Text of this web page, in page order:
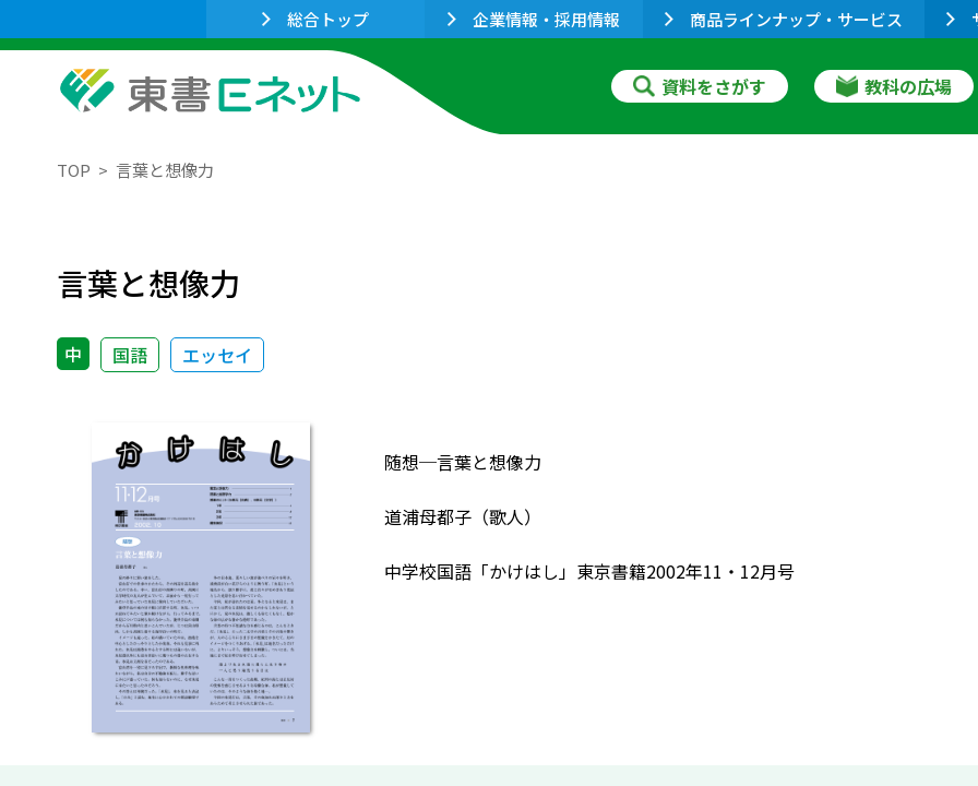
総合トップ 企業情報・採用情報 商品ラインナップ・サービス
資料をさがす 教科の広場
TOP 言葉と想像力
言葉と想像力
中 国語 エッセイ
随想─言葉と想像力
道浦母都子（歌人）
中学校国語「かけはし」東京書籍2002年11・12月号